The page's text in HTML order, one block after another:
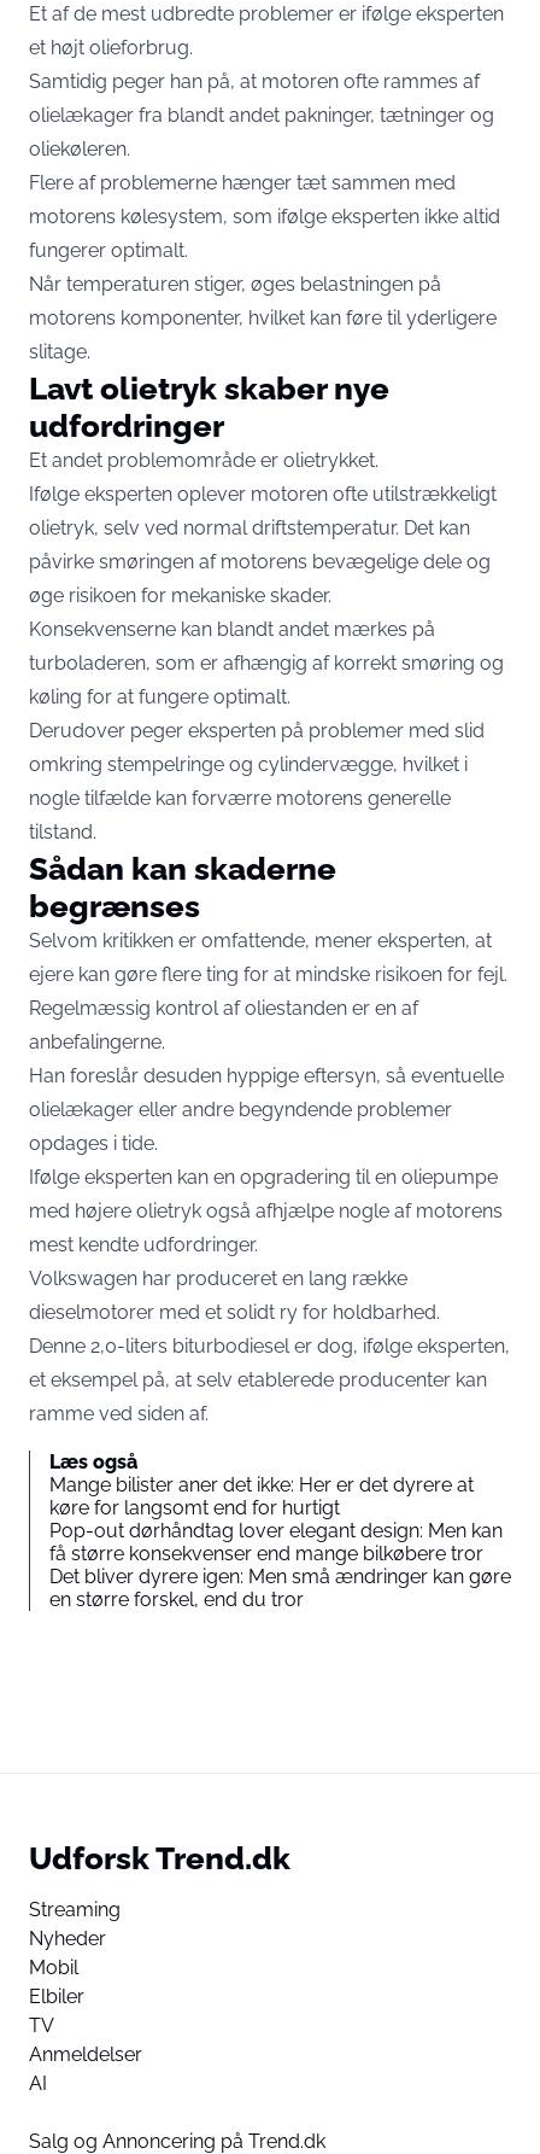
Et af de mest udbredte problemer er ifølge eksperten
et højt olieforbrug.
Samtidig peger han på, at motoren ofte rammes af
olielækager fra blandt andet pakninger, tætninger og
oliekøleren.
Flere af problemerne hænger tæt sammen med
motorens kølesystem, som ifølge eksperten ikke altid
fungerer optimalt.
Når temperaturen stiger, øges belastningen på
motorens komponenter, hvilket kan føre til yderligere
slitage.
Lavt olietryk skaber nye
udfordringer
Et andet problemområde er olietrykket.
Ifølge eksperten oplever motoren ofte utilstrækkeligt
olietryk, selv ved normal driftstemperatur. Det kan
påvirke smøringen af motorens bevægelige dele og
øge risikoen for mekaniske skader.
Konsekvenserne kan blandt andet mærkes på
turboladeren, som er afhængig af korrekt smøring og
køling for at fungere optimalt.
Derudover peger eksperten på problemer med slid
omkring stempelringe og cylindervægge, hvilket i
nogle tilfælde kan forværre motorens generelle
tilstand.
Sådan kan skaderne
begrænses
Selvom kritikken er omfattende, mener eksperten, at
ejere kan gøre flere ting for at mindske risikoen for fejl.
Regelmæssig kontrol af oliestanden er en af
anbefalingerne.
Han foreslår desuden hyppige eftersyn, så eventuelle
olielækager eller andre begyndende problemer
opdages i tide.
Ifølge eksperten kan en opgradering til en oliepumpe
med højere olietryk også afhjælpe nogle af motorens
mest kendte udfordringer.
Volkswagen har produceret en lang række
dieselmotorer med et solidt ry for holdbarhed.
Denne 2,0-liters biturbodiesel er dog, ifølge eksperten,
et eksempel på, at selv etablerede producenter kan
ramme ved siden af.
Læs også
Mange bilister aner det ikke: Her er det dyrere at
køre for langsomt end for hurtigt
Pop-out dørhåndtag lover elegant design: Men kan
få større konsekvenser end mange bilkøbere tror
Det bliver dyrere igen: Men små ændringer kan gøre
en større forskel, end du tror
Udforsk Trend.dk
Streaming
Nyheder
Mobil
Elbiler
TV
Anmeldelser
AI
Salg og Annoncering på Trend.dk